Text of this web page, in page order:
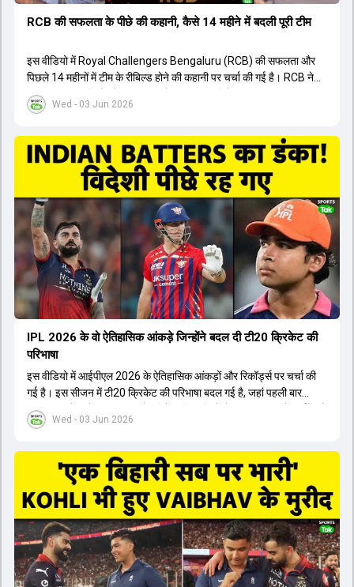
Wed - 03 Jun 2026
RCB की सफलता के पीछे की कहानी, कैसे 14 महीने में बदली पूरी टीम
इस वीडियो में Royal Challengers Bengaluru (RCB) की सफलता और
पिछले 14 महीनों में टीम के रीबिल्ड होने की कहानी पर चर्चा की गई है। RCB ने
अपनी पुरानी गलतियों को स्वीकार करते हुए एक नया रिसेट बटन दबाया। टीम
मैनेजमेंट में Mo Bobat, Andy Flower, Dinesh Karthik और एनालिस्ट
के तहत Bhuvneshwar Kumar, Krunal Pandya और Rasikh Salam
जैसे भारतीय खिलाड़ियों को टीम में शामिल किया गया, जिन्होंने शानदार प्रदर्शन
किया। इसके अलावा, Virat Kohli की भूमिका में भी बदलाव देखा गया, जहां वह
अब टीम के युवा खिलाड़ियों के साथ ज्यादा जुड़े हुए नजर आते हैं। कप्तान Rajat
Patidar के नेतृत्व में टीम का कम्युनिकेशन बहुत स्पष्ट रहा है। एनालिस्ट से लेकर
मैनेजमेंट तक, सभी एक ही पेज पर रहते हैं, जिससे मैदान पर कोई कंफ्यूजन नहीं
होता। यही कारण है कि RCB ने लगातार सफलता हासिल की है।
Wed - 03 Jun 2026
IPL 2026 के वो ऐतिहासिक आंकड़े जिन्होंने बदल दी टी20 क्रिकेट की
परिभाषा
इस वीडियो में आईपीएल 2026 के ऐतिहासिक आंकड़ों और रिकॉर्ड्स पर चर्चा की
गई है। इस सीजन में टी20 क्रिकेट की परिभाषा बदल गई है, जहां पहली बार
भारतीय बल्लेबाजों का स्ट्राइक रेट विदेशी खिलाड़ियों से ज्यादा रहा। पूरे टूर्नामेंट में
1426 छक्के लगे और 65 बार टीमों ने 200 से ज्यादा का स्कोर बनाया, जो एक
स्ट्राइक रेट के साथ मोस्ट वैल्युएबल प्लेयर का खिताब जीता। इसके अलावा पंजाब
और बेंगलुरु के प्रदर्शन के साथ-साथ लक्ष्य का पीछा करने वाली टीमों की सफलता
के आंकड़ों का भी विश्लेषण किया गया है।